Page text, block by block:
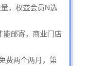
，权益会员N选
能邮寄，商业门店
费两个两月，第